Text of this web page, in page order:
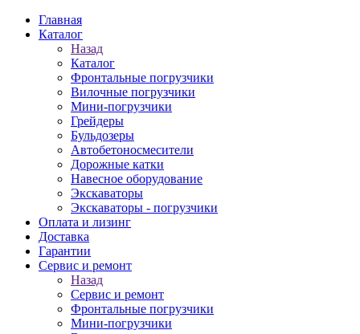
Главная
Каталог
Назад
Каталог
Фронтальные погрузчики
Вилочные погрузчики
Мини-погрузчики
Грейдеры
Бульдозеры
Автобетоносмесители
Дорожные катки
Навесное оборудование
Экскаваторы
Экскаваторы - погрузчики
Оплата и лизинг
Доставка
Гарантии
Сервис и ремонт
Назад
Сервис и ремонт
Фронтальные погрузчики
Мини-погрузчики